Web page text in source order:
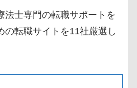
法士専門の転職サポートを
の転職サイトを11社厳選し